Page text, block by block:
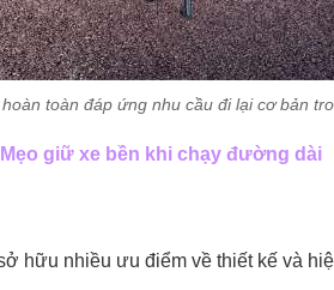
toàn đáp ứng nhu cầu đi lại cơ bản
giữ xe bền khi chạy đường dài
hữu nhiều ưu điểm về thiết kế và